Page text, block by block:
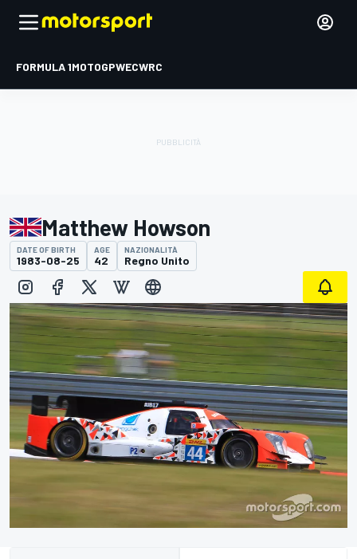
FORMULA 1MOTOGPWECWRC
Matthew Howson
DATE OF BIRTH
1983-08-25
AGE
42
NAZIONALITÀ
Regno Unito